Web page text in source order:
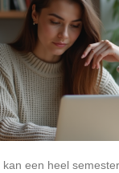
een heel